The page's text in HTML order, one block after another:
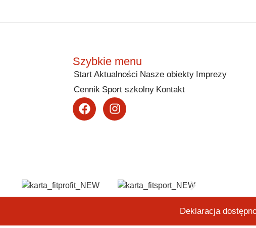
Szybkie menu
Start Aktualności Nasze obiekty Imprezy
Cennik Sport szkolny Kontakt
Deklaracja